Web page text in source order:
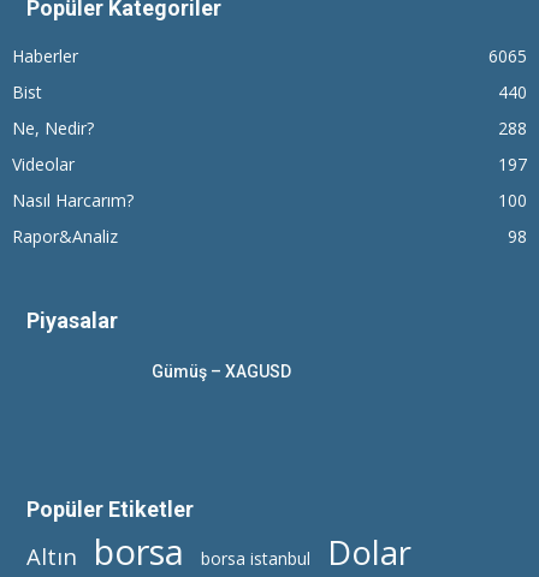
Popüler Kategoriler
Haberler
6065
Bist
440
Ne, Nedir?
288
Videolar
197
Nasıl Harcarım?
100
Rapor&Analiz
98
Piyasalar
Gümüş – XAGUSD
Popüler Etiketler
Altın borsa borsa istanbul Dolar